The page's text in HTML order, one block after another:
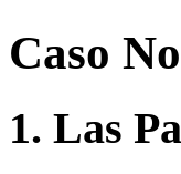
Caso
1. Las